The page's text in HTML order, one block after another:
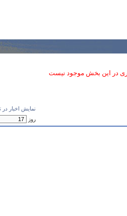
در اين بخش موجود نیست
نمايش اخبار در
روز